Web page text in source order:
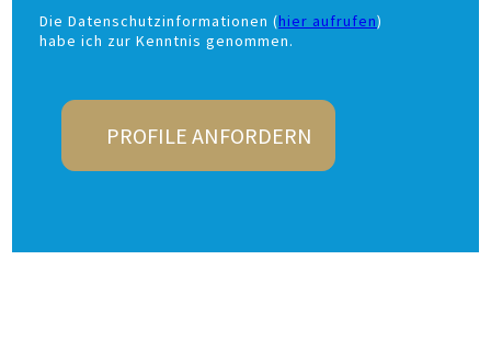
Die Datenschutzinformationen (hier aufrufen)
habe ich zur Kenntnis genommen.